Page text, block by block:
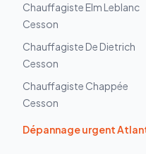
Chauffagiste Elm Leblanc
Cesson
Chauffagiste De Dietrich
Cesson
Chauffagiste Chappée
Cesson
Dépannage urgent